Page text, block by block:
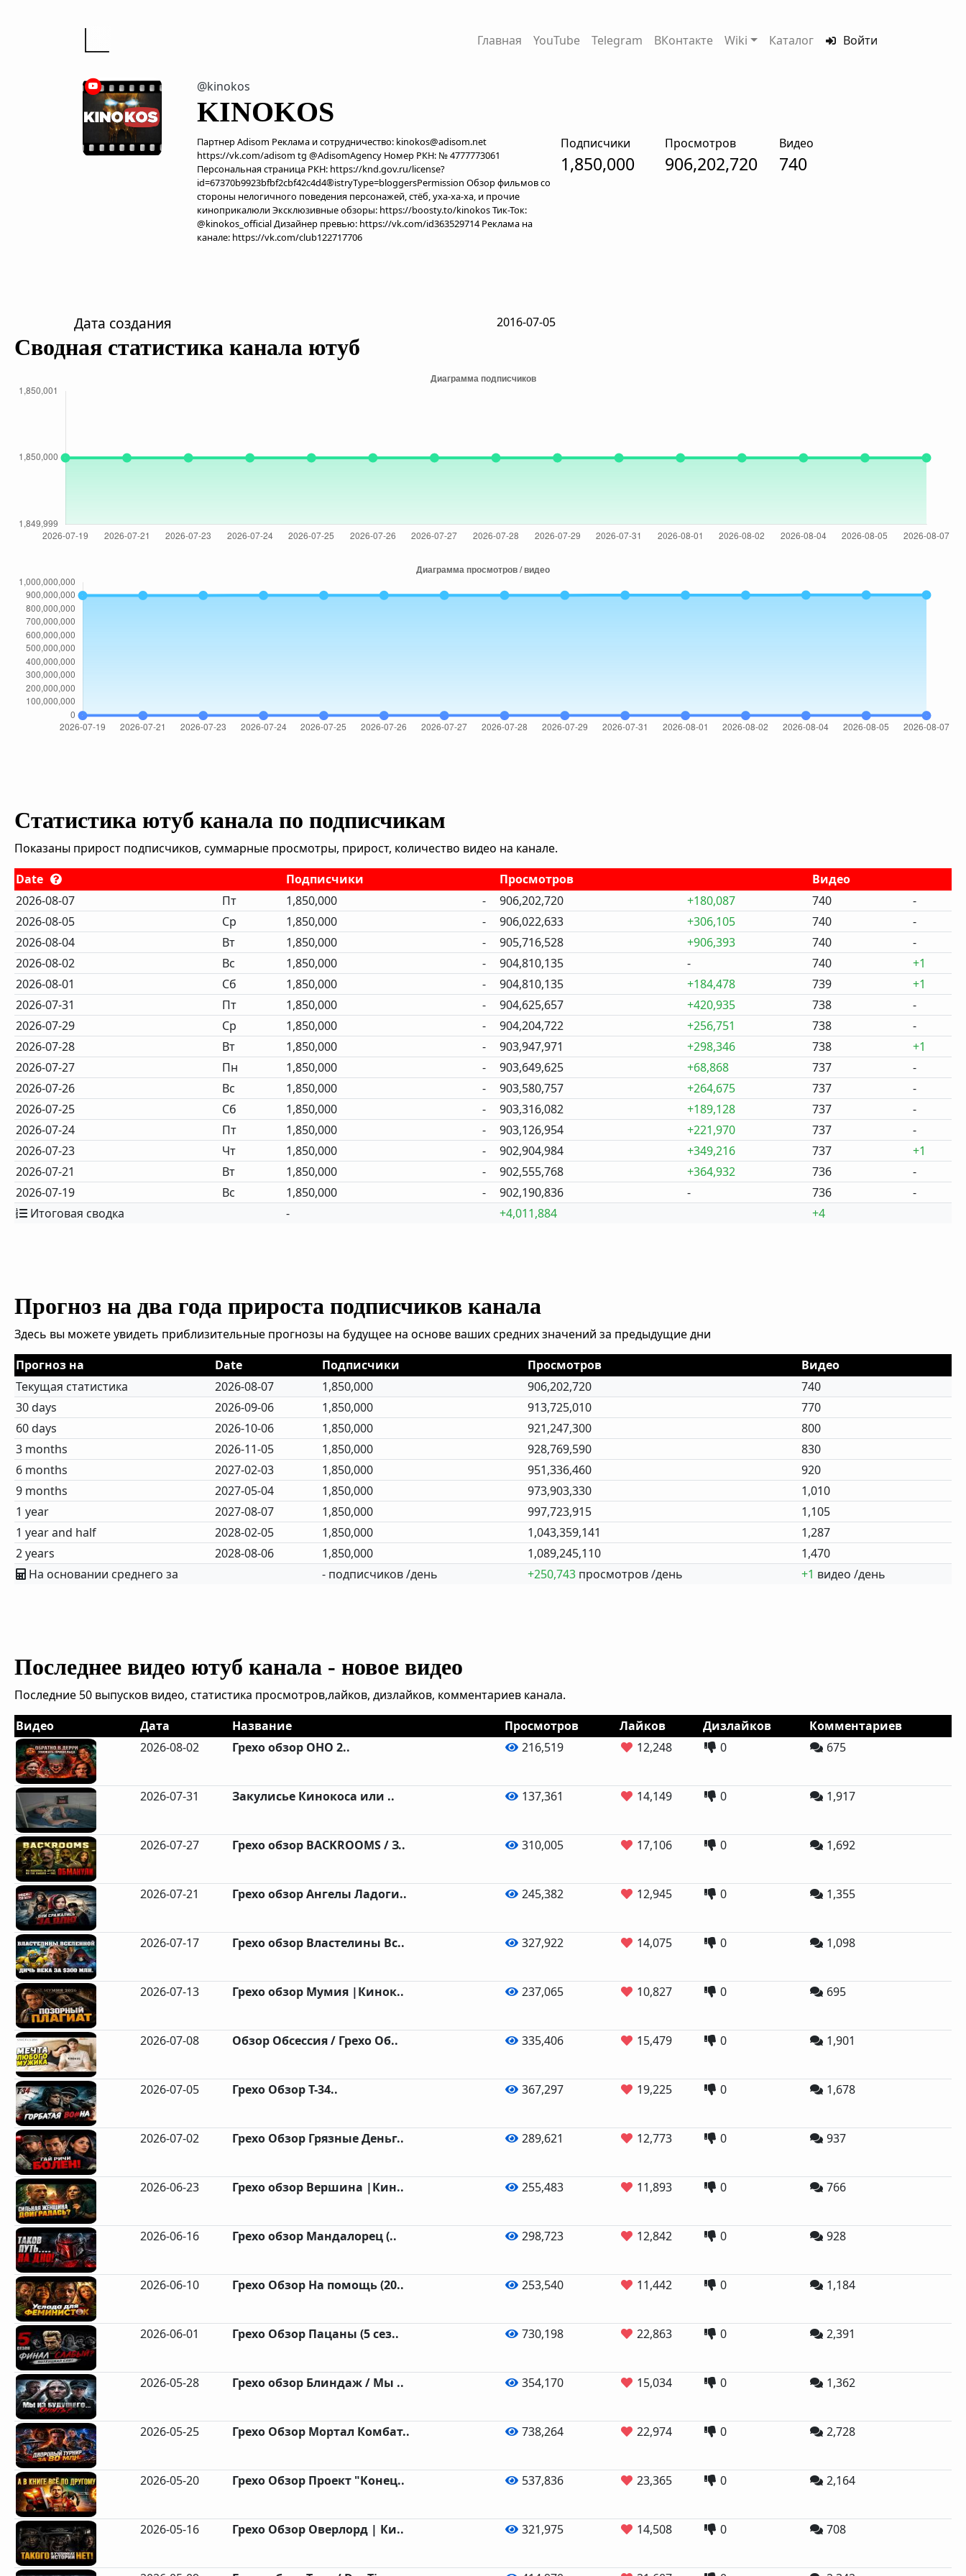
Главная YouTube Telegram ВКонтакте Wiki Каталог Войти
@kinokos
KINOKOS
Партнер Adisom Реклама и сотрудничество: kinokos@adisom.net
https://vk.com/adisom tg @AdisomAgency Номер РКН: № 4777773061
Персональная страница РКН: https://knd.gov.ru/license?
id=67370b9923bfbf2cbf42c4d4®istryType=bloggersPermission Обзор фильмов со
стороны нелогичного поведения персонажей, стёб, уха-ха-ха, и прочие
киноприкалюли Эксклюзивные обзоры: https://boosty.to/kinokos Тик-Ток:
@kinokos_official Дизайнер превью: https://vk.com/id363529714 Реклама на
канале: https://vk.com/club122717706
Подписчики
1,850,000
Просмотров
906,202,720
Видео
740
Дата создания 2016-07-05
Сводная статистика канала ютуб
Статистика ютуб канала по подписчикам
Показаны прирост подписчиков, суммарные просмотры, прирост, количество видео на канале.
Date
Подписчики Просмотров
Видео
2026-08-07
Пт 1,850,000 - 906,202,720 +180,087 740
-
2026-08-05
Ср 1,850,000 - 906,022,633 +306,105 740
-
2026-08-04
Вт 1,850,000 - 905,716,528 +906,393 740
-
2026-08-02
Вс 1,850,000 - 904,810,135 - 740
+1
2026-08-01
Сб 1,850,000 - 904,810,135 +184,478 739
+1
2026-07-31
Пт 1,850,000 - 904,625,657 +420,935 738
-
2026-07-29
Ср 1,850,000 - 904,204,722 +256,751 738
-
2026-07-28
Вт 1,850,000 - 903,947,971 +298,346 738
+1
2026-07-27
Пн 1,850,000 - 903,649,625 +68,868 737
-
2026-07-26
Вс 1,850,000 - 903,580,757 +264,675 737
-
2026-07-25
Сб 1,850,000 - 903,316,082 +189,128 737
-
2026-07-24
Пт 1,850,000 - 903,126,954 +221,970 737
-
2026-07-23
Чт 1,850,000 - 902,904,984 +349,216 737
+1
2026-07-21
Вт 1,850,000 - 902,555,768 +364,932 736
-
2026-07-19
Вс 1,850,000 - 902,190,836 - 736
-
Итоговая сводка
- +4,011,884 +4
Прогноз на два года прироста подписчиков канала
Здесь вы можете увидеть приблизительные прогнозы на будущее на основе ваших средних значений за предыдущие дни
Прогноз на
Date Подписчики Просмотров
Видео
Текущая статистика
2026-08-07 1,850,000 906,202,720
740
30 days
2026-09-06 1,850,000 913,725,010
770
60 days
2026-10-06 1,850,000 921,247,300
800
3 months
2026-11-05 1,850,000 928,769,590
830
6 months
2027-02-03 1,850,000 951,336,460
920
9 months
2027-05-04 1,850,000 973,903,330
1,010
1 year
2027-08-07 1,850,000 997,723,915
1,105
1 year and half
2028-02-05 1,850,000 1,043,359,141
1,287
2 years
2028-08-06 1,850,000 1,089,245,110
1,470
На основании среднего за
- подписчиков /день +250,743 просмотров /день +1 видео /день
Последнее видео ютуб канала - новое видео
Последние 50 выпусков видео, статистика просмотров,лайков, дизлайков, комментариев канала.
Видео
Дата Название Просмотров Лайков Дизлайков
Комментариев
2026-08-02
Грехо обзор ОНО 2.. 216,519 12,248 0 675
2026-07-31 Закулисье Кинокоса или .. 137,361 14,149 0 1,917
2026-07-27 Грехо обзор BACKROOMS / З.. 310,005 17,106 0 1,692
2026-07-21 Грехо обзор Ангелы Ладоги.. 245,382 12,945 0 1,355
2026-07-17 Грехо обзор Властелины Вс.. 327,922 14,075 0 1,098
2026-07-13 Грехо обзор Мумия |Кинок.. 237,065 10,827 0 695
2026-07-08 Обзор Обсессия / Грехо Об.. 335,406 15,479 0 1,901
2026-07-05 Грехо Обзор Т-34.. 367,297 19,225 0 1,678
2026-07-02 Грехо Обзор Грязные Деньг.. 289,621 12,773 0 937
2026-06-23 Грехо обзор Вершина |Кин.. 255,483 11,893 0 766
2026-06-16 Грехо обзор Мандалорец (.. 298,723 12,842 0 928
2026-06-10 Грехо Обзор На помощь (20.. 253,540 11,442 0 1,184
2026-06-01 Грехо Обзор Пацаны (5 сез.. 730,198 22,863 0 2,391
2026-05-28 Грехо обзор Блиндаж / Мы .. 354,170 15,034 0 1,362
2026-05-25 Грехо Обзор Мортал Комбат.. 738,264 22,974 0 2,728
2026-05-20 Грехо Обзор Проект "Конец.. 537,836 23,365 0 2,164
2026-05-16 Грехо Обзор Оверлорд | Ки.. 321,975 14,508 0 708